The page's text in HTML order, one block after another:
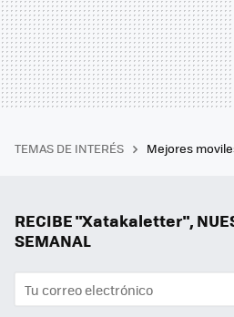
TEMAS DE INTERÉS Mejores
RECIBE "Xatakaletter",
SEMANAL